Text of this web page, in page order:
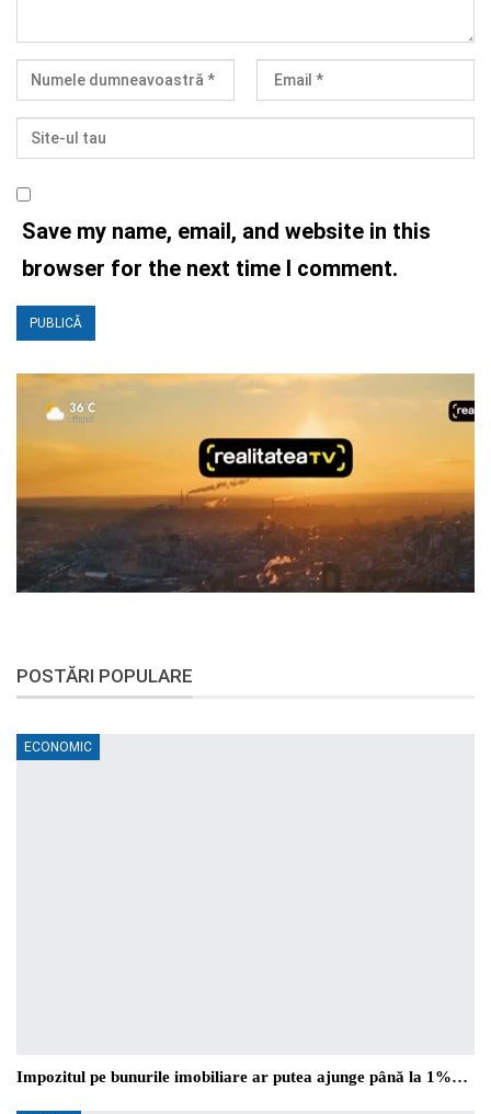
Save my name, email, and website in this
browser for the next time I comment.
POSTĂRI POPULARE
ECONOMIC
Impozitul pe bunurile imobiliare ar putea ajunge până la 1%…